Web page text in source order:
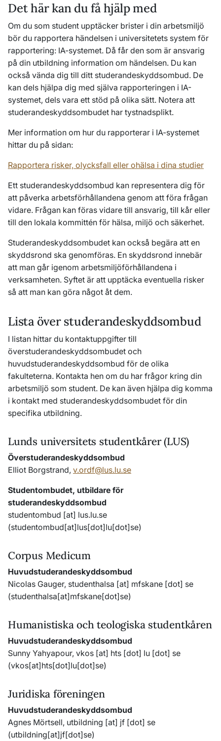
Det här kan du få hjälp med
Om du som student upptäcker brister i din arbetsmiljö
bör du rapportera händelsen i universitetets system för
rapportering: IA-systemet. Då får den som är ansvarig
på din utbildning information om händelsen. Du kan
också vända dig till ditt studerandeskyddsombud. De
kan dels hjälpa dig med själva rapporteringen i IA-
systemet, dels vara ett stöd på olika sätt. Notera att
studerandeskyddsombudet har tystnadsplikt.
Mer information om hur du rapporterar i IA-systemet
hittar du på sidan:
Rapportera risker, olycksfall eller ohälsa i dina studier
Ett studerandeskyddsombud kan representera dig för
att påverka arbetsförhållandena genom att föra frågan
vidare. Frågan kan föras vidare till ansvarig, till kår eller
till den lokala kommittén för hälsa, miljö och säkerhet.
Studerandeskyddsombudet kan också begära att en
skyddsrond ska genomföras. En skyddsrond innebär
att man går igenom arbetsmiljöförhållandena i
verksamheten. Syftet är att upptäcka eventuella risker
så att man kan göra något åt dem.
Lista över studerandeskyddsombud
I listan hittar du kontaktuppgifter till
överstuderandeskyddsombudet och
huvudstuderandeskyddsombud för de olika
fakulteterna. Kontakta hen om du har frågor kring din
arbetsmiljö som student. De kan även hjälpa dig komma
i kontakt med studerandeskyddsombudet för din
specifika utbildning.
Lunds universitets studentkårer (LUS)
Överstuderandeskyddsombud
Elliot Borgstrand, v.ordf@lus.lu.se
Studentombudet, utbildare för
studerandeskyddsombud
studentombud [at] lus.lu.se
(studentombud[at]lus[dot]lu[dot]se)
Corpus Medicum
Huvudstuderandeskyddsombud
Nicolas Gauger, studenthalsa [at] mfskane [dot] se
(studenthalsa[at]mfskane[dot]se)
Humanistiska och teologiska studentkåren
Huvudstuderandeskyddsombud
Sunny Yahyapour, vkos [at] hts [dot] lu [dot] se
(vkos[at]hts[dot]lu[dot]se)
Juridiska föreningen
Huvudstuderandeskyddsombud
Agnes Mörtsell, utbildning [at] jf [dot] se
(utbildning[at]jf[dot]se)